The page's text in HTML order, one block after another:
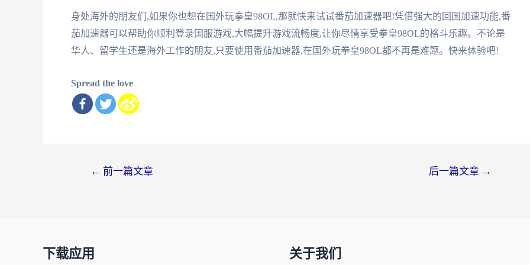
身处海外的朋友们,如果你也想在国外玩拳皇98OL,那就快来试试番茄加速器吧!凭借强大的回国加速功能,番
茄加速器可以帮助你顺利登录国服游戏,大幅提升游戏流畅度,让你尽情享受拳皇98OL的格斗乐趣。不论是
华人、留学生还是海外工作的朋友,只要使用番茄加速器,在国外玩拳皇98OL都不再是难题。快来体验吧!
Spread the love
← 前一篇文章 后一篇文章 →
下载应用 关于我们